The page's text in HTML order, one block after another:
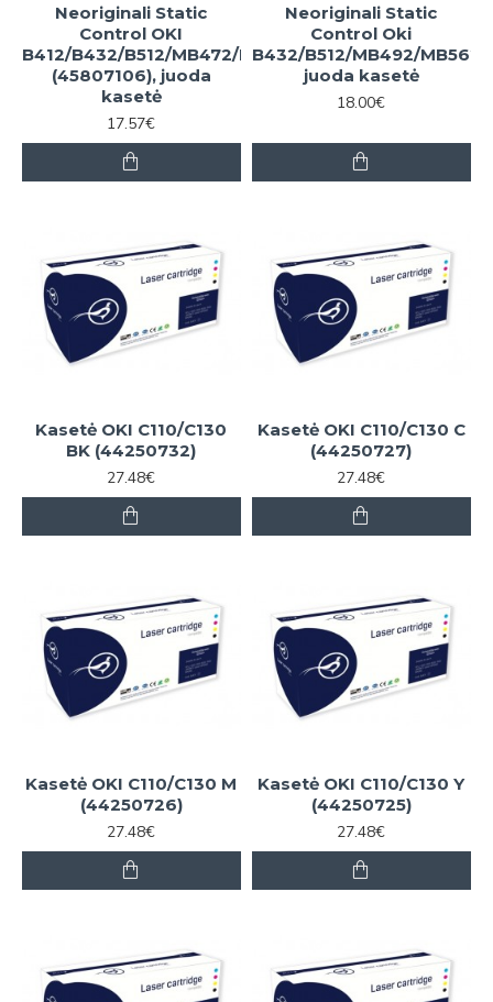
Neoriginali Static
Control OKI
B412/B432/B512/MB472/MB492
(45807106), juoda
kasetė
17.57€
Neoriginali Static
Control Oki
B432/B512/MB492/MB562,
juoda kasetė
18.00€
Kasetė OKI C110/C130
BK (44250732)
27.48€
Kasetė OKI C110/C130 C
(44250727)
27.48€
Kasetė OKI C110/C130 M
(44250726)
27.48€
Kasetė OKI C110/C130 Y
(44250725)
27.48€